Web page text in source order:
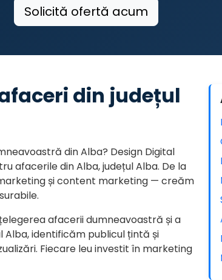
Solicită ofertă acum
din județul
din Alba? Design Digital
afacerile din Alba, județul Alba. De la
și content marketing — creăm
afacerii dumneavoastră și a
Alba, identificăm publicul țintă și
Fiecare leu investit în marketing